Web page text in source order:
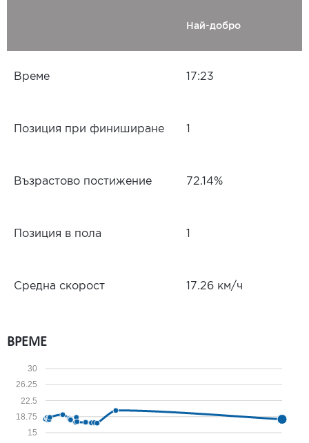
Най-добро
Време 17:23
Позиция при финиширане
Възрастово постижение 72.14%
Позиция в пола
Средна скорост 17.26 км/ч
ВРЕМЕ
15
18.75
22.5
26.25
30